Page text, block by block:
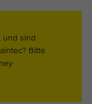
und sind
Bitte